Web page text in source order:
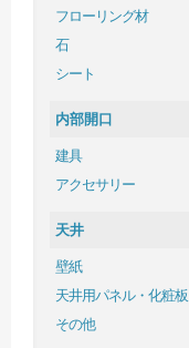
フローリング材
石
シート
内部開口
建具
アクセサリー
天井
壁紙
天井用パネル・化粧板
その他